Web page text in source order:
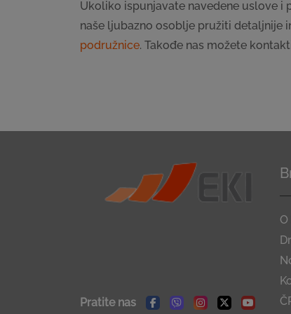
Ukoliko ispunjavate navedene uslove i
naše ljubazno osoblje pružiti detaljnije
podružnice. Takođe nas možete
Pratite nas
Facebook
ViberInstagram
TwitterYoutube